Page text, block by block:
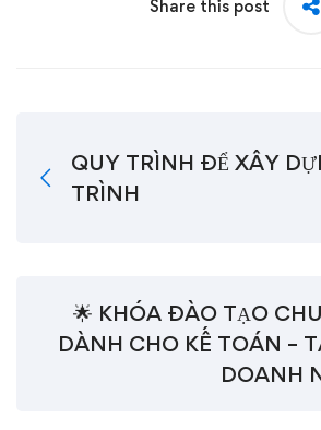
Share this post
QUY TRÌNH ĐỂ XÂY
TRÌNH
🌟 KHÓA ĐÀO TẠO
DÀNH CHO KẾ TOÁN –
DOANH